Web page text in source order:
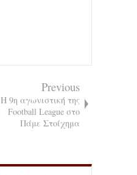
Previous
Η 9η αγωνιστική της
Football League στο
Πάμε Στοίχημα